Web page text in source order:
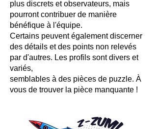
plus discrets et observateurs, mais
pourront contribuer de manière
bénéfique à l'équipe.
Certains peuvent également discerner
des détails et des points non relevés
par d'autres. Les profils sont divers et
variés,
semblables à des pièces de puzzle. À
vous de trouver la pièce manquante !